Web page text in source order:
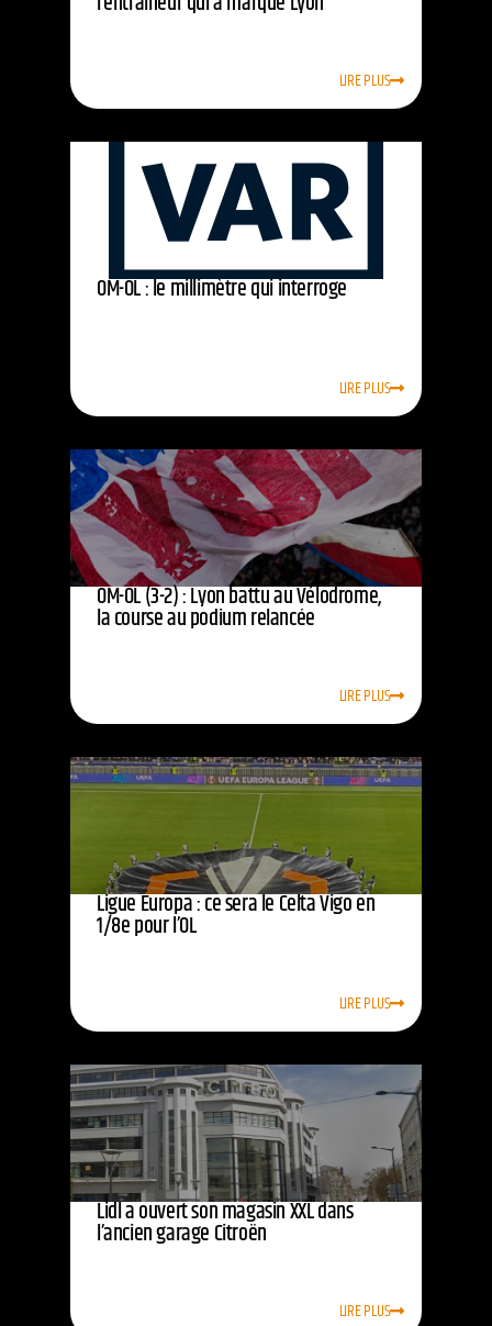
LIRE PLUS
OM-OL : le millimètre qui interroge
LIRE PLUS
OM-OL (3-2) : Lyon battu au Vélodrome,
la course au podium relancée
LIRE PLUS
Ligue Europa : ce sera le Celta Vigo en
1/8e pour l’OL
LIRE PLUS
Lidl a ouvert son magasin XXL dans
l’ancien garage Citroën
LIRE PLUS